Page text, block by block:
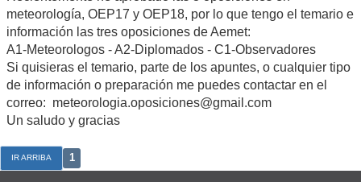
meteorología, OEP17 y OEP18, por lo que tengo el temario e
información las tres oposiciones de Aemet:
A1-Meteorologos - A2-Diplomados - C1-Observadores
Si quisieras el temario, parte de los apuntes, o cualquier tipo
de información o preparación me puedes contactar en el
correo: meteorologia.oposiciones@gmail.com
Un saludo y gracias
IR ARRIBA 1